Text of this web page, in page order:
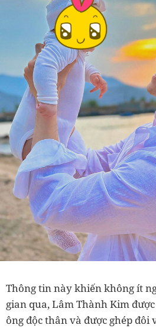
Thông tin này khiến không ít
gian qua, Lâm Thành Kim
ông độc thân và được ghép đôi